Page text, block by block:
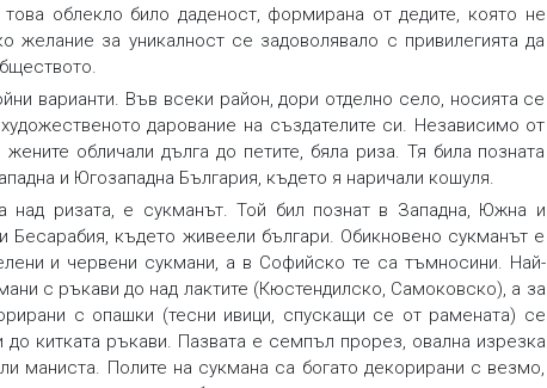
облекло било даденост, формирана от дедите, която не
за уникалност се задоволявало с привилегията да
варианти. Във всеки район, дори отделно село, носията се
дарование на създателите си. Независимо от
обличали дълга до петите, бяла риза. Тя била позната
и Югозападна България, където я наричали кошуля.
над ризата, е сукманът. Той бил познат в Западна, Южна и
където живеели българи. Обикновено сукманът е
и червени сукмани, а в Софийско те са тъмносини. Най-
с ръкави до над лактите (Кюстендилско, Самоковско), а за
с опашки (тесни ивици, спускащи се от рамената) се
китката ръкави. Пазвата е семпъл прорез, овална изрезка
маниста. Полите на сукмана са богато декорирани с везмо,